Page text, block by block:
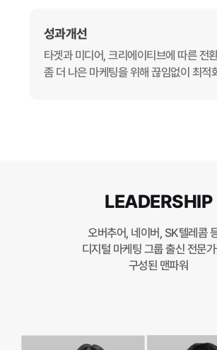
성과개선
타겟과 미디어, 크리에이티브에 따른 전
좀 더 나은 마케팅을 위해 끊임없이 최적
LEADERSHIP
오버추어, 네이버, SK텔레콤
디지털 마케팅 그룹 출신 전문
구성된 맨파워